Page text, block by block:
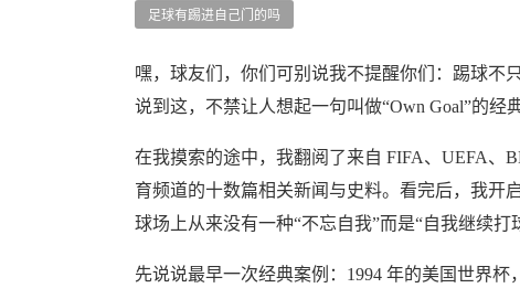
足球有踢进自己门的吗
嘿，球友们，你们可别说我不提醒你们：踢球不
说到这，不禁让人想起一句叫做“Own Goal”的
在我摸索的途中，我翻阅了来自 FIFA、UEFA、
育频道的十数篇相关新闻与史料。看完后，我
球场上从来没有一种“不忘自我”而是“自我继续打
先说说最早一次经典案例：1994 年的美国世界杯